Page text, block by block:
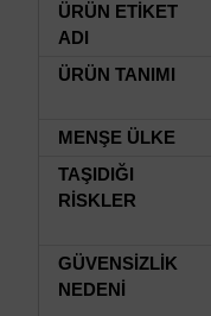
ÜRÜN ETİKET
ADI
ÜRÜN TANIMI
MENŞE ÜLKE
TAŞIDIĞI
RİSKLER
GÜVENSİZLİK
NEDENİ